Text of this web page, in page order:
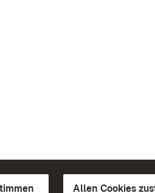
Allen Cookies